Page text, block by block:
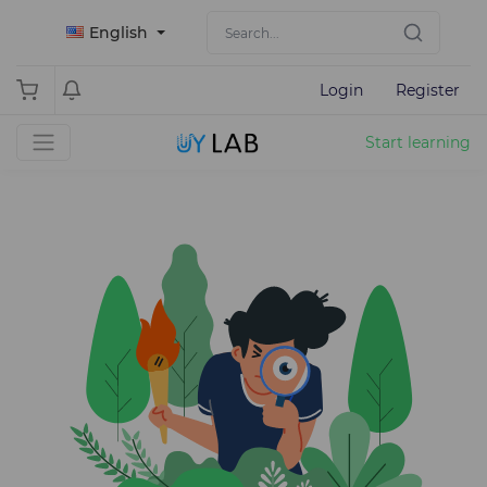
English
Login Register
Start learning